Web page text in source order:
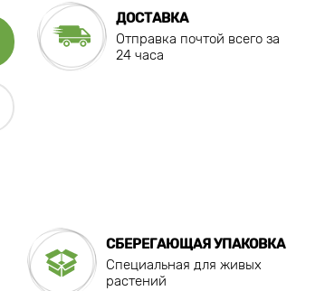
ДОСТАВКА
Отправка почтой всего за
24 часа
СБЕРЕГАЮЩАЯ УПАКОВКА
Специальная для живых
растений